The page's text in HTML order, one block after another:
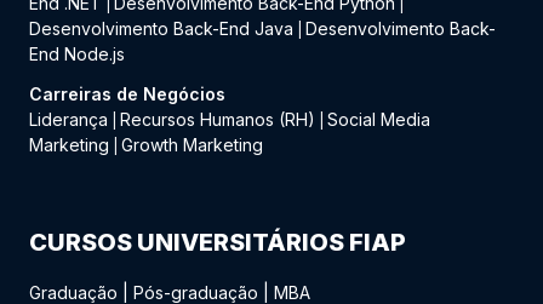
Desenvolvimento Back-End Java
Desenvolvimento Back-
End Node.js
Carreiras de Negócios
Liderança
Recursos Humanos (RH)
Social Media
Marketing
Growth Marketing
CURSOS UNIVERSITÁRIOS FIAP
Graduação Pós-graduação MBA